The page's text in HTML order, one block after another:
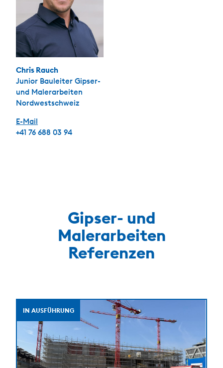
Chris Rauch
Junior Bauleiter Gipser-
und Malerarbeiten
Nordwestschweiz
E-Mail
+41 76 688 03 94
Gipser- und
Malerarbeiten
Referenzen
IN AUSFÜHRUNG